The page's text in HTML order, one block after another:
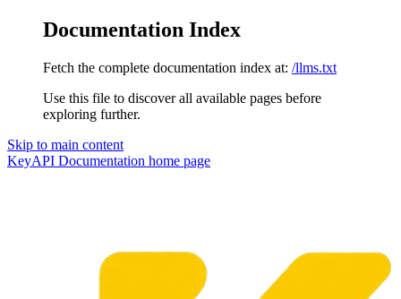
Documentation Index
Fetch the complete documentation index at: /llms.txt
Use this file to discover all available pages before
exploring further.
Skip to main content
KeyAPI Documentation home page